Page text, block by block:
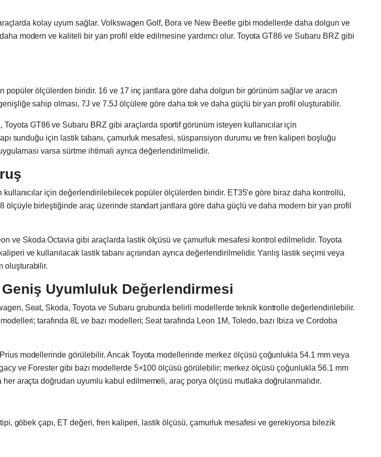
kolay uyum sağlar. Volkswagen Golf, Bora ve New Beetle gibi modellerde daha dolgun ve
modern ve kaliteli bir yan profil elde edilmesine yardımcı olur. Toyota GT86 ve Subaru BRZ gibi
ölçülerden biridir. 16 ve 17 inç jantlara göre daha dolgun bir görünüm sağlar ve aracın
sahip olması, 7J ve 7.5J ölçülere göre daha tok ve daha güçlü bir yan profil oluşturabilir.
GT86 ve Subaru BRZ gibi araçlarda sportif görünüm isteyen kullanıcılar için
sunduğu için lastik tabanı, çamurluk mesafesi, süspansiyon durumu ve fren kaliperi boşluğu
varsa sürtme ihtimali ayrıca değerlendirilmelidir.
için değerlendirilebilecek popüler ölçülerden biridir. ET35’e göre biraz daha kontrollü,
birleştiğinde araç üzerinde standart jantlara göre daha güçlü ve daha modern bir yan profil
ve Skoda Octavia gibi araçlarda lastik ölçüsü ve çamurluk mesafesi kontrol edilmelidir. Toyota
ve kullanılacak lastik tabanı açısından ayrıca değerlendirilmelidir. Yanlış lastik seçimi veya
oluşturabilir.
Uyumluluk Değerlendirmesi
Seat, Skoda, Toyota ve Subaru grubunda belirli modellerde teknik kontrolle değerlendirilebilir.
tarafında 8L ve bazı modelleri; Seat tarafında Leon 1M, Toledo, bazı Ibiza ve Cordoba
modellerinde görülebilir. Ancak Toyota modellerinde merkez ölçüsü çoğunlukla 54.1 mm veya
ve Forester gibi bazı modellerde 5×100 ölçüsü görülebilir; merkez ölçüsü çoğunlukla 56.1 mm
araçta doğrudan uyumlu kabul edilmemeli, araç porya ölçüsü mutlaka doğrulanmalıdır.
göbek çapı, ET değeri, fren kaliperi, lastik ölçüsü, çamurluk mesafesi ve gerekiyorsa bilezik